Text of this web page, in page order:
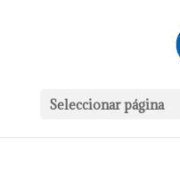
Seleccionar página